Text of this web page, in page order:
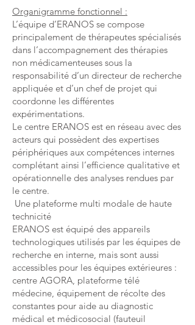
Organigramme fonctionnel :
L’équipe d’ERANOS se compose
principalement de thérapeutes spécialisés
dans l’accompagnement des thérapies
non médicamenteuses sous la
responsabilité d’un directeur de recherche
appliquée et d’un chef de projet qui
coordonne les différentes
expérimentations.
Le centre ERANOS est en réseau avec des
acteurs qui possèdent des expertises
périphériques aux compétences internes
complétant ainsi l’efficience qualitative et
opérationnelle des analyses rendues par
le centre.
Une plateforme multi modale de haute
technicité
ERANOS est équipé des appareils
technologiques utilisés par les équipes de
recherche en interne, mais sont aussi
accessibles pour les équipes extérieures :
centre AGORA, plateforme télé
médecine, équipement de récolte des
constantes pour aide au diagnostic
médical et médicosocial (fauteuil